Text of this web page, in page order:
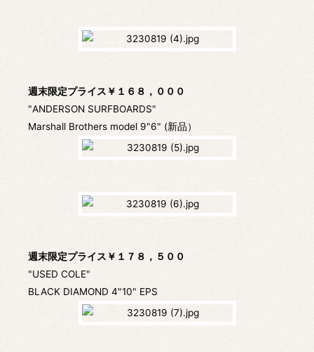
週末限定プライス￥１６８，０００
"ANDERSON SURFBOARDS"
Marshall Brothers model 9"6" (新品）
週末限定プライス￥１７８，５００
"USED COLE"
BLACK DIAMOND 4"10" EPS